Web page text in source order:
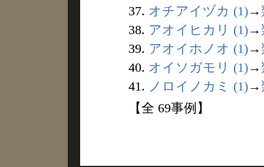
37. オチアイヅカ (1)→
38. アオイヒカリ (1)→
39. アオイホノオ (1)→
40. オイソガモリ (1)→
41. ノロイノカミ (1)→
【全 69事例】